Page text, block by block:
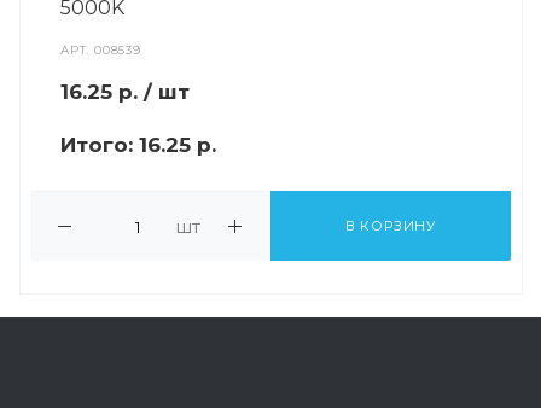
5000K
АРТ.008539
16.25 р. / шт
Итого: 16.25 р.
шт В КОРЗИНУ